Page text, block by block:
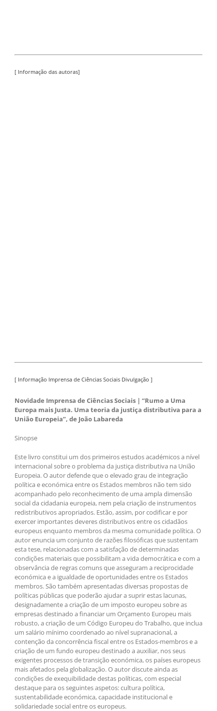
[ Informação das autoras]
[ Informação Imprensa de Ciências Sociais Divulgação ]
Novidade Imprensa de Ciências Sociais | “Rumo a Uma
Europa mais Justa. Uma teoria da justiça distributiva para a
União Europeia”, de João Labareda
Sinopse
Este livro constitui um dos primeiros estudos académicos a nível
internacional sobre o problema da justiça distributiva na União
Europeia. O autor defende que o elevado grau de integração
política e económica entre os Estados membros não tem sido
acompanhado pelo reconhecimento de uma ampla dimensão
social da cidadania europeia, nem pela criação de instrumentos
redistributivos apropriados. Estão, assim, por codificar e por
exercer importantes deveres distributivos entre os cidadãos
europeus enquanto membros da mesma comunidade política. O
autor enuncia um conjunto de razões filosóficas que sustentam
esta tese, relacionadas com a satisfação de determinadas
condições materiais que possibilitam a vida democrática e com a
observância de regras comuns que asseguram a reciprocidade
económica e a igualdade de oportunidades entre os Estados
membros. São também apresentadas diversas propostas de
políticas públicas que poderão ajudar a suprir estas lacunas,
designadamente a criação de um imposto europeu sobre as
empresas destinado a financiar um Orçamento Europeu mais
robusto, a criação de um Código Europeu do Trabalho, que inclua
um salário mínimo coordenado ao nível supranacional, a
contenção da concorrência fiscal entre os Estados-membros e a
criação de um fundo europeu destinado a auxiliar, nos seus
exigentes processos de transição económica, os países europeus
mais afetados pela globalização. O autor discute ainda as
condições de exequibilidade destas políticas, com especial
destaque para os seguintes aspetos: cultura política,
sustentabilidade económica, capacidade institucional e
solidariedade social entre os europeus.